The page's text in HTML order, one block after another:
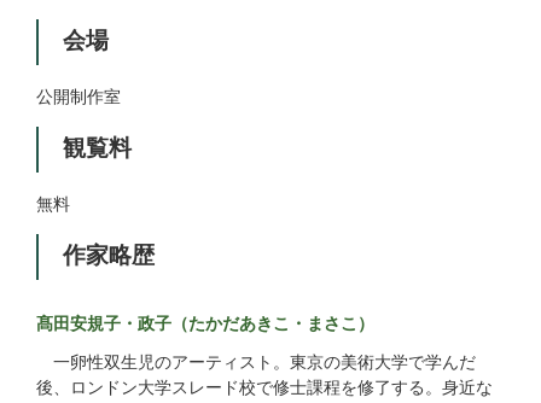
会場
公開制作室
観覧料
無料
作家略歴
髙田安規子・政子（たかだあきこ・まさこ）
一卵性双生児のアーティスト。東京の美術大学で学んだ
後、ロンドン大学スレード校で修士課程を修了する。身近な